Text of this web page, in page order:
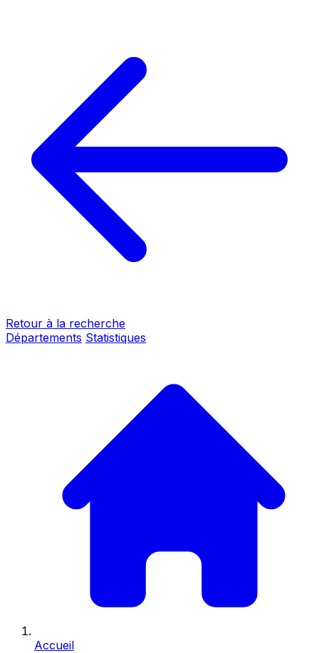
Retour à la recherche
Départements Statistiques
Accueil